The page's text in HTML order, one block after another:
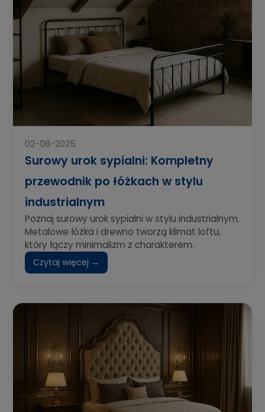
02-08-2025
Surowy urok sypialni: Kompletny
przewodnik po łóżkach w stylu
industrialnym
Poznaj surowy urok sypialni w stylu industrialnym.
Metalowe łóżka i drewno tworzą klimat loftu,
który łączy minimalizm z charakterem.
Czytaj więcej →